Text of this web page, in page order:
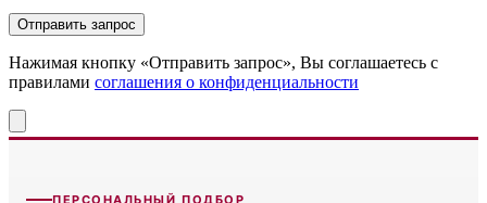
Нажимая кнопку «Отправить запрос», Вы соглашаетесь c
правилами соглашения о конфиденциальности
ПЕРСОНАЛЬНЫЙ ПОДБОР